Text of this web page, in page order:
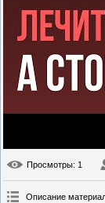
Просмотры: 1
Описание